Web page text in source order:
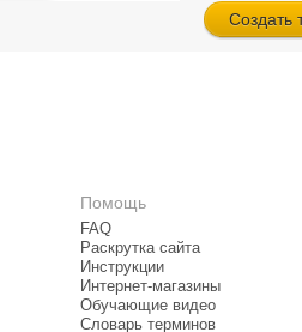
Помощь
FAQ
Раскрутка сайта
Инструкции
Интернет-магазины
Обучающие видео
Словарь терминов